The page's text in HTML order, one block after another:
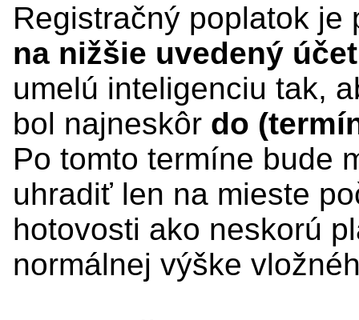
Registračný poplatok
na nižšie uvedený
umelú inteligenciu tak,
bol najneskôr do
Po tomto termíne bude
uhradiť len na mieste
hotovosti ako neskorú
normálnej výške